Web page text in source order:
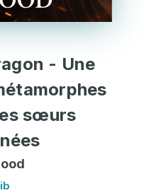
- Une
sœurs